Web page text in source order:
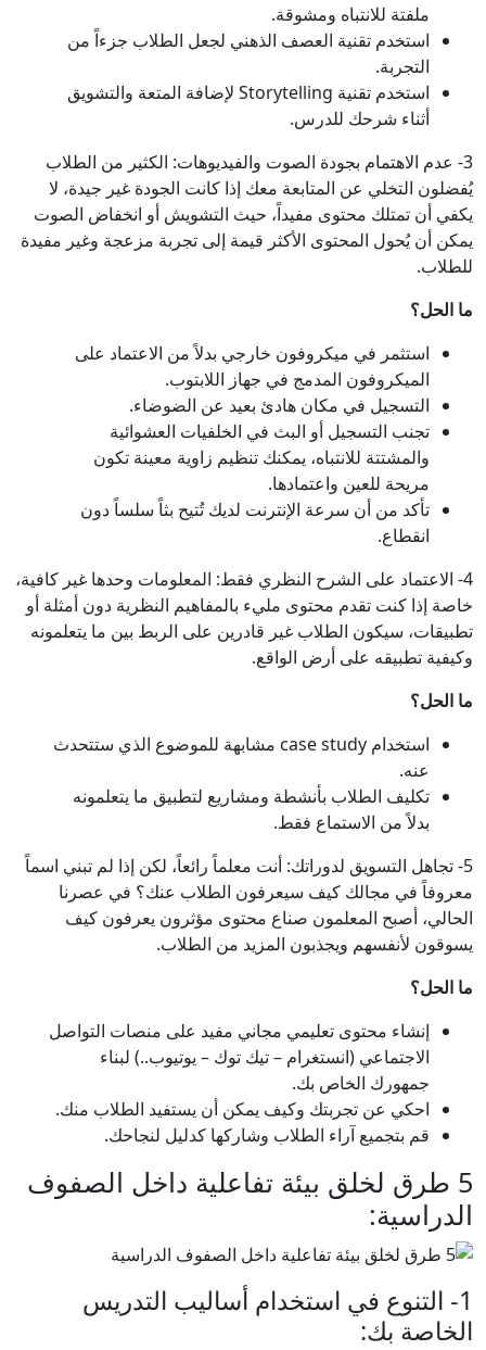
ملفتة للانتباه ومشوقة.
استخدم تقنية العصف الذهني لجعل الطلاب جزءاً من
التجربة.
استخدم تقنية Storytelling لإضافة المتعة والتشويق
أثناء شرحك للدرس.
3- عدم الاهتمام بجودة الصوت والفيديوهات: الكثير من الطلاب
يُفضلون التخلي عن المتابعة معك إذا كانت الجودة غير جيدة، لا
يكفي أن تمتلك محتوى مفيداً، حيث التشويش أو انخفاض الصوت
يمكن أن يُحول المحتوى الأكثر قيمة إلى تجربة مزعجة وغير مفيدة
للطلاب.
ما الحل؟
استثمر في ميكروفون خارجي بدلاً من الاعتماد على
الميكروفون المدمج في جهاز اللابتوب.
التسجيل في مكان هادئ بعيد عن الضوضاء.
تجنب التسجيل أو البث في الخلفيات العشوائية
والمشتتة للانتباه، يمكنك تنظيم زاوية معينة تكون
مريحة للعين واعتمادها.
تأكد من أن سرعة الإنترنت لديك تُتيح بثاً سلساً دون
انقطاع.
4- الاعتماد على الشرح النظري فقط: المعلومات وحدها غير كافية،
خاصة إذا كنت تقدم محتوى مليء بالمفاهيم النظرية دون أمثلة أو
تطبيقات، سيكون الطلاب غير قادرين على الربط بين ما يتعلمونه
وكيفية تطبيقه على أرض الواقع.
ما الحل؟
استخدام case study مشابهة للموضوع الذي ستتحدث
عنه.
تكليف الطلاب بأنشطة ومشاريع لتطبيق ما يتعلمونه
بدلاً من الاستماع فقط.
5- تجاهل التسويق لدوراتك: أنت معلماً رائعاً، لكن إذا لم تبني اسماً
معروفاً في مجالك كيف سيعرفون الطلاب عنك؟ في عصرنا
الحالي، أصبح المعلمون صناع محتوى مؤثرون يعرفون كيف
يسوقون لأنفسهم ويجذبون المزيد من الطلاب.
ما الحل؟
إنشاء محتوى تعليمي مجاني مفيد على منصات التواصل
الاجتماعي (انستغرام – تيك توك – يوتيوب..) لبناء
جمهورك الخاص بك.
احكي عن تجربتك وكيف يمكن أن يستفيد الطلاب منك.
قم بتجميع آراء الطلاب وشاركها كدليل لنجاحك.
5 طرق لخلق بيئة تفاعلية داخل الصفوف
الدراسية:
1- التنوع في استخدام أساليب التدريس
الخاصة بك: